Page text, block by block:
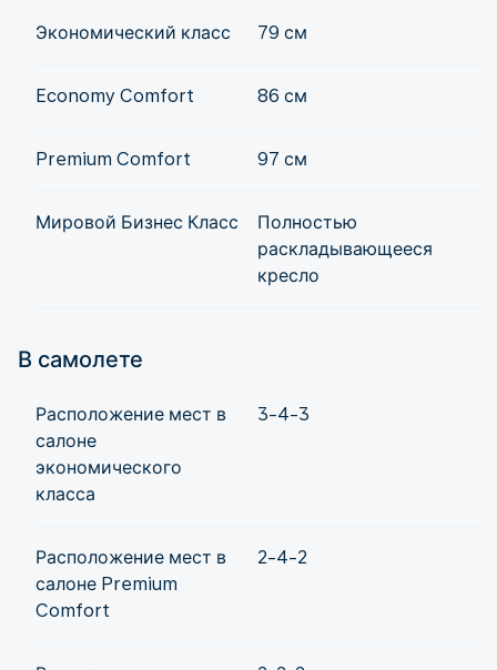
Экономический класс 79 см
Economy Comfort 86 см
Premium Comfort 97 см
Мировой Бизнес Класс
Полностью
раскладывающееся
кресло
В самолете
Расположение мест в
салоне
экономического
класса
3-4-3
Расположение мест в
салоне Premium
Comfort
2-4-2